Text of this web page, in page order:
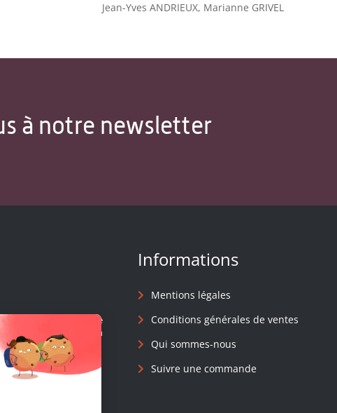
Jean-Yves ANDRIEUX, Marianne GRIVEL
à notre newsletter
Sciences de l'Homme
des connaissances en
Informations
Mentions légales
Conditions générales de ventes
Qui sommes-nous
Suivre une commande